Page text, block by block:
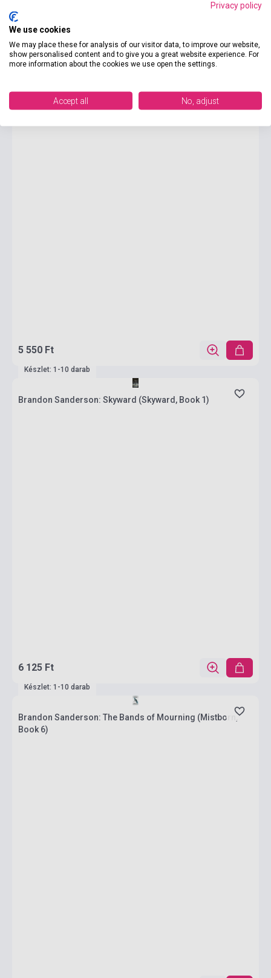
6 125 Ft
Készlet: 1-10 darab
5 550 Ft
Készlet: 1-10 darab
Brandon Sanderson: Skyward (Skyward, Book 1)
6 125 Ft
Készlet: 1-10 darab
Brandon Sanderson: The Bands of Mourning (Mistborn,
Book 6)
Privacy policy
We use cookies
We may place these for analysis of our visitor data, to improve our website,
show personalised content and to give you a great website experience. For
more information about the cookies we use open the settings.
Accept all No, adjust